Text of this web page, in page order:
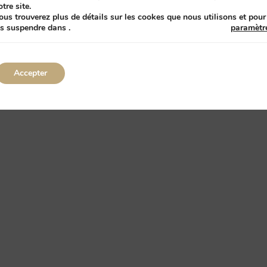
site.
trouverez plus de détails sur les cookes que nous utilisons et pour
suspendre dans .
Accepter